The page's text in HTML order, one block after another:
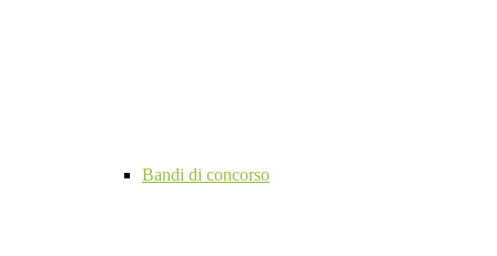
Bandi di concorso